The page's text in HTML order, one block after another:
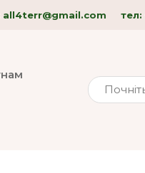
all4terr@gmail.com тел: